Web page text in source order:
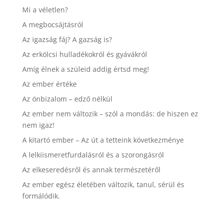
Mi a véletlen?
A megbocsájtásról
Az igazság fáj? A gazság is?
Az erkölcsi hulladékokról és gyávákról
Amíg élnek a szüleid addig értsd meg!
Az ember értéke
Az önbizalom – edző nélkül
Az ember nem változik – szól a mondás: de hiszen ez
nem igaz!
A kitartó ember – Az út a tetteink következménye
A lelkiismeretfurdalásról és a szorongásról
Az elkeseredésről és annak természetéről
Az ember egész életében változik, tanul, sérül és
formálódik.